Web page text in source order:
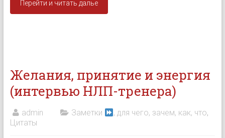
Перейти и читать далье
Желания, принятие и энергия
(интервью НЛП-тренера)
admin Заметки , для чего, зачем, как, что,
Цитаты